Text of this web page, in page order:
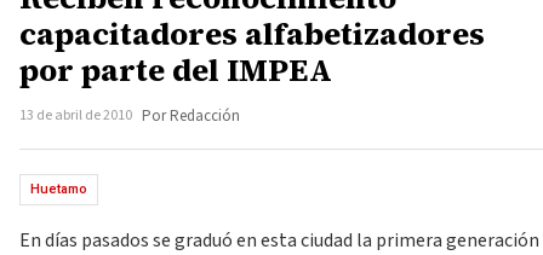
capacitadores alfabetizadores
por parte del IMPEA
13 de abril de 2010 Por Redacción
Huetamo
En días pasados se graduó en esta ciudad la primera generación